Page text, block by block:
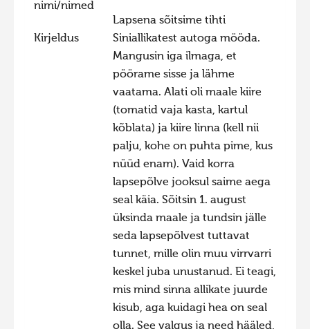
Hiite kuvavõistlus 2021 lisa
Liikuvad kuvad 2021
Hiite kuvavõistlus 2020
Hiite kuvavõistlus 2020 lisa
Liikuvad kuvad 2020
Hiite kuvavõistlus 2019
Hiite kuvavõistlus 2018
Hiite kuvavõistlus 2017
Hiite kuvavõistlus 2015
Hiite kuvavõistlus 2014
Hiite kuvavõistlus 2013
Hiite kuvavõistlus 2012
nimi/nimed
Kirjeldus
Lapsena sõitsime tihti
Siniallikatest autoga mööda.
Mangusin iga ilmaga, et
pöörame sisse ja lähme
vaatama. Alati oli maale kiire
(tomatid vaja kasta, kartul
kõblata) ja kiire linna (kell nii
palju, kohe on puhta pime, kus
nüüd enam). Vaid korra
lapsepõlve jooksul saime aega
seal käia. Sõitsin 1. august
üksinda maale ja tundsin jälle
seda lapsepõlvest tuttavat
tunnet, mille olin muu virrvarri
keskel juba unustanud. Ei teagi,
mis mind sinna allikate juurde
kisub, aga kuidagi hea on seal
olla. See valgus ja need hääled,